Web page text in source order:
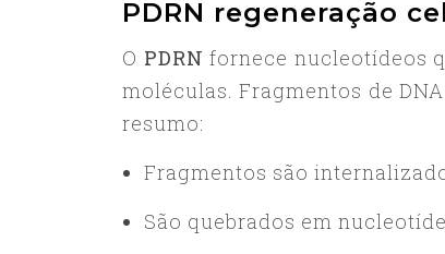
PDRN regeneração
O PDRN fornece nucleotídeos
moléculas. Fragmentos de
resumo:
Fragmentos são
São quebrados em